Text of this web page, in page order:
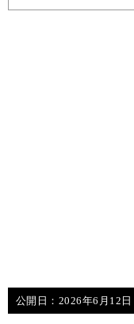
公開日： 2026年6月12日